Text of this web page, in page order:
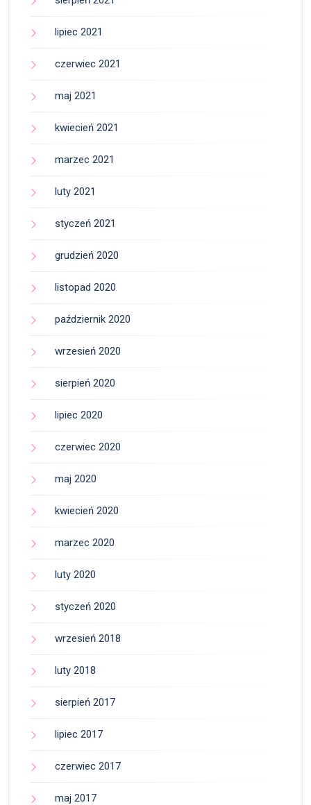
lipiec 2021
czerwiec 2021
maj 2021
kwiecień 2021
marzec 2021
luty 2021
styczeń 2021
grudzień 2020
listopad 2020
październik 2020
wrzesień 2020
sierpień 2020
lipiec 2020
czerwiec 2020
maj 2020
kwiecień 2020
marzec 2020
luty 2020
styczeń 2020
wrzesień 2018
luty 2018
sierpień 2017
lipiec 2017
czerwiec 2017
maj 2017